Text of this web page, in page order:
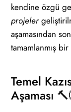
kendine özgü
projeler
aşamasından
tamamlanmış
Temel
Aşaması